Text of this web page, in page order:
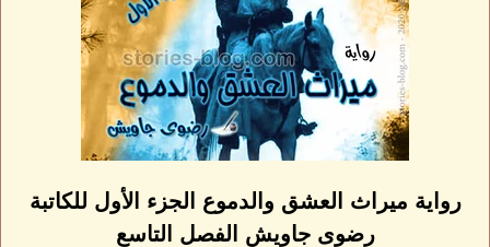
رواية ميراث العشق والدموع الجزء الأول للكاتبة
رضوى جاويش الفصل التاسع